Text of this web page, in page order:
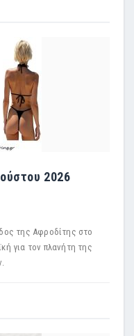
2026
της Αφροδίτης στο
για τον πλανήτη της